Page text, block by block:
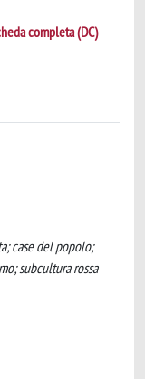
completa (DC)
case del popolo;
subcultura rossa